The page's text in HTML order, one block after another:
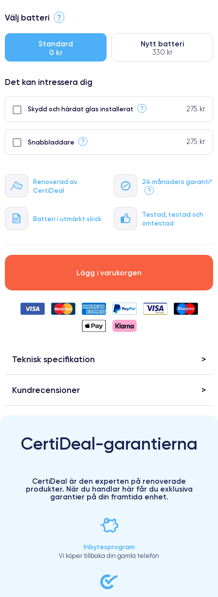
Renoverad av
CertiDeal
24 månaders garanti*
?
Batteri i utmärkt skick
Testad, testad och
omtestad
⭐ Premium
● Oklanderlig kvalitetsskärm
● Endast 5% av våra telefoner har premiumklassning
Välj batteri ?
Standard
0 kr
Nytt batteri
330 kr
Det kan intressera dig
Skydd och härdat glas installerat ? 275 kr
Snabbladdare ? 275 kr
Lägg i varukorgen
Teknisk specifikation
Kundrecensioner
CertiDeal-garantierna
CertiDeal är den experten på renoverade
produkter. När du handlar här får du exklusiva
garantier på din framtida enhet.
Inbytesprogram
Vi köper tillbaka din gamla telefon